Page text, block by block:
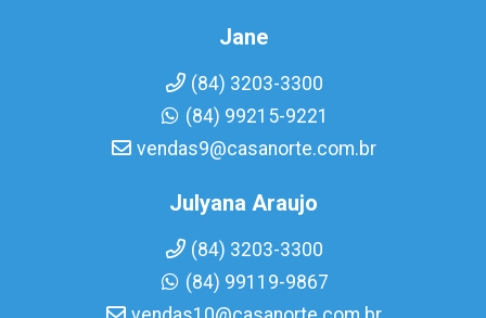
Jane
(84) 3203-3300
(84) 99215-9221
vendas9@casanorte.com.br
Julyana Araujo
(84) 3203-3300
(84) 99119-9867